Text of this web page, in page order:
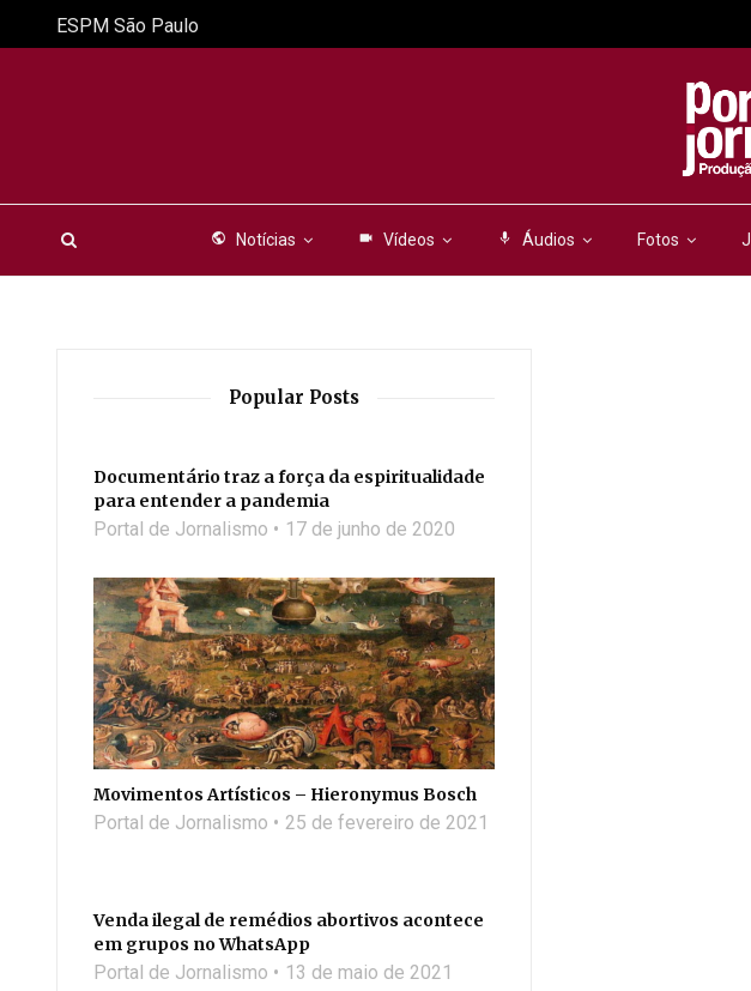
public Notícias videocam Vídeos mic Áudios Fotos
ESPM São Paulo
Popular Posts
Documentário traz a força da espiritualidade
para entender a pandemia
Portal de Jornalismo 17 de junho de 2020
Movimentos Artísticos – Hieronymus Bosch
Portal de Jornalismo 25 de fevereiro de 2021
Venda ilegal de remédios abortivos acontece
em grupos no WhatsApp
Portal de Jornalismo 13 de maio de 2021